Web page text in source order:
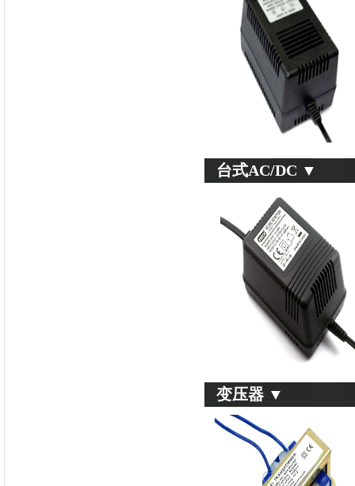
台式AC/DC ▼
变压器 ▼